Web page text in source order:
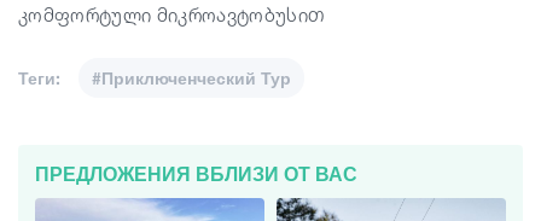
კომფორტული მიკროავტობუსით
Теги: #Приключенческий Тур
ПРЕДЛОЖЕНИЯ ВБЛИЗИ ОТ ВАС